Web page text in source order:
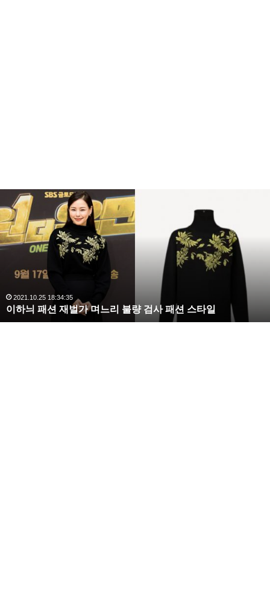
수
해
라
김
완
벽
한
2020.10.03 10:59:30
복수해라 김사랑, 완벽한 S라인 몸매 시선 압도